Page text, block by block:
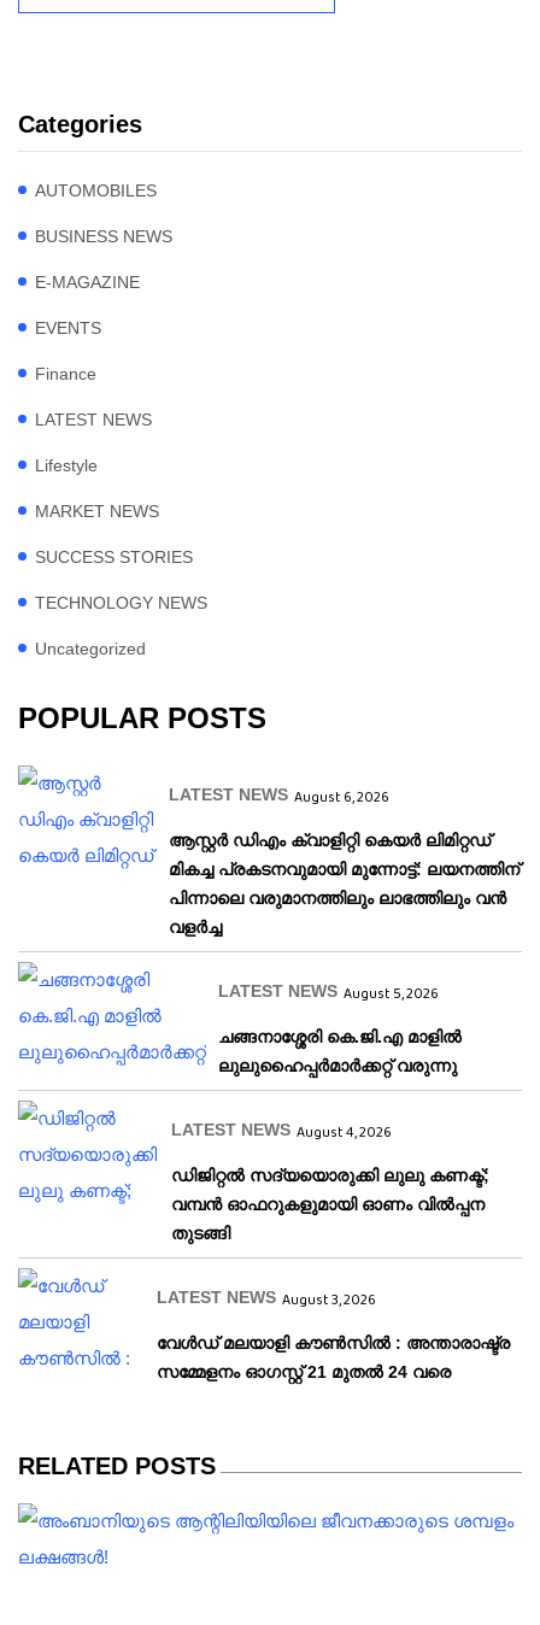
Categories
AUTOMOBILES
BUSINESS NEWS
E-MAGAZINE
EVENTS
Finance
LATEST NEWS
Lifestyle
MARKET NEWS
SUCCESS STORIES
TECHNOLOGY NEWS
Uncategorized
POPULAR POSTS
LATEST NEWS August 6, 2026
ആസ്റ്റർ ഡിഎം ക്വാളിറ്റി കെയർ ലിമിറ്റഡ്
മികച്ച പ്രകടനവുമായി മുന്നോട്ട്: ലയനത്തിന്
പിന്നാലെ വരുമാനത്തിലും ലാഭത്തിലും വൻ
വളർച്ച
LATEST NEWS August 5, 2026
ചങ്ങനാശ്ശേരി കെ.ജി.എ മാളിൽ
ലുലുഹൈപ്പർമാർക്കറ്റ് വരുന്നു
LATEST NEWS August 4, 2026
ഡിജിറ്റൽ സദ്യയൊരുക്കി ലുലു കണക്ട്;
വമ്പൻ ഓഫറുകളുമായി ഓണം വിൽപ്പന
തുടങ്ങി
LATEST NEWS August 3, 2026
വേള്‍ഡ് മലയാളി കൗണ്‍സില്‍ : അന്താരാഷ്ട്ര
സമ്മേളനം ഓഗസ്റ്റ് 21 മുതല്‍ 24 വരെ
RELATED POSTS